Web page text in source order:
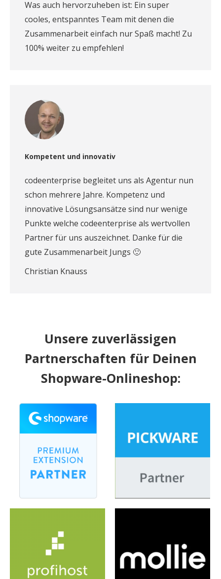
Was auch hervorzuheben ist: Ein super
cooles, entspanntes Team mit denen die
Zusammenarbeit einfach nur Spaß macht! Zu
100% weiter zu empfehlen!
Kompetent und innovativ
codeenterprise begleitet uns als Agentur nun
schon mehrere Jahre. Kompetenz und
innovative Lösungsansätze sind nur wenige
Punkte welche codeenterprise als wertvollen
Partner für uns auszeichnet. Danke für die
gute Zusammenarbeit Jungs 🙂
Christian Knauss
Unsere zuverlässigen
Partnerschaften für Deinen
Shopware-Onlineshop: